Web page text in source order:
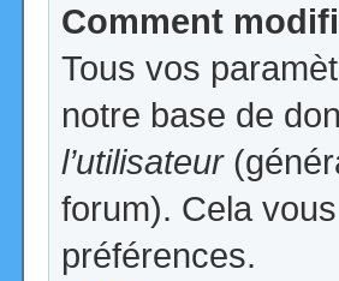
Comment
Tous vos
notre base de
l’utilisateur
forum). Cela
préférences.